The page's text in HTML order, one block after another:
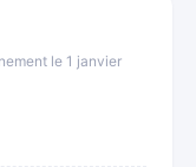
le 1 janvier